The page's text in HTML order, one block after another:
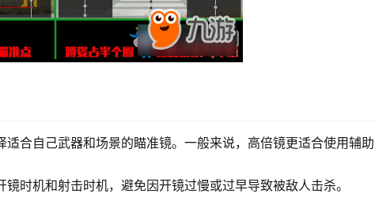
合自己武器和场景的瞄准镜。一般来说，高倍镜更适合使用辅助
时机和射击时机，避免因开镜过慢或过早导致被敌人击杀。